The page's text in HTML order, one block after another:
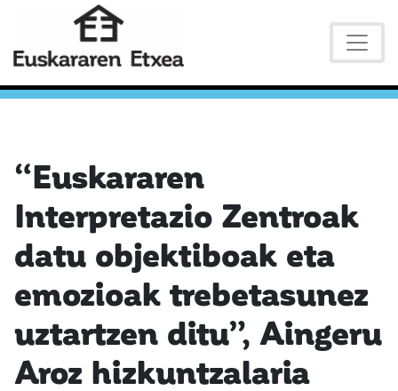
“Euskararen
Interpretazio Zentroak
datu objektiboak eta
emozioak trebetasunez
uztartzen ditu”, Aingeru
Aroz hizkuntzalaria